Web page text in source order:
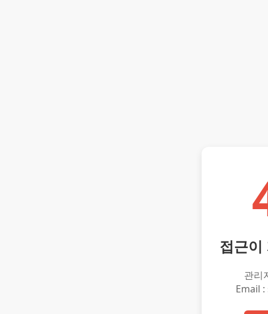
접근이
관리
Email